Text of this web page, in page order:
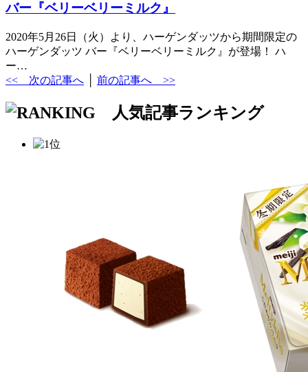
バー『ベリーベリーミルク』
2020年5月26日（火）より、ハーゲンダッツから期間限定の
ハーゲンダッツ バー『ベリーベリーミルク』が登場！ ハ
ー…
<< 次の記事へ
前の記事へ >>